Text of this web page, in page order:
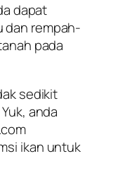
dapat
dan rempah-
pada
sedikit
anda
ikan untuk